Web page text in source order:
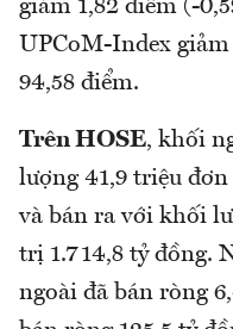
giảm 1,82 điểm (-
UPCoM-Index
94,58 điểm.
Trên HOSE, khối
lượng 41,9 triệu
và bán ra với khối
trị 1.714,8 tỷ đồng.
ngoài đã bán ròng